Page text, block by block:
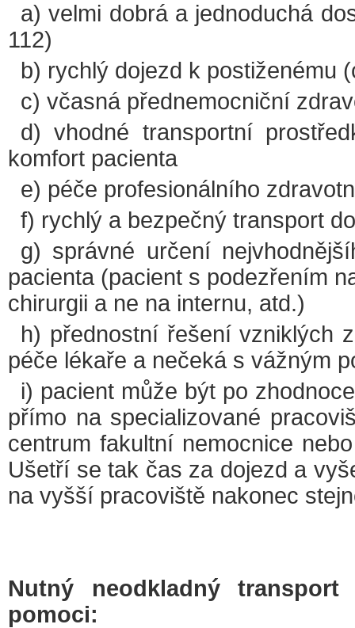
a) velmi dobrá a jednoduchá
112)
b) rychlý dojezd k postiženému
c) včasná přednemocniční
d) vhodné transportní
komfort pacienta
e) péče profesionálního
f) rychlý a bezpečný transport
g) správné určení
pacienta (pacient s podezřením
chirurgii a ne na internu, atd.)
h) přednostní řešení vzniklých
péče lékaře a nečeká s vážným
i) pacient může být po
přímo na specializované
centrum fakultní nemocnice
Ušetří se tak čas za dojezd a
na vyšší pracoviště nakonec
Nutný neodkladný
pomoci: